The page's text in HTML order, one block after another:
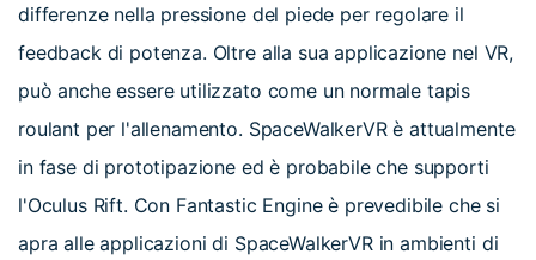
differenze nella pressione del piede per regolare il
feedback di potenza. Oltre alla sua applicazione nel VR,
può anche essere utilizzato come un normale tapis
roulant per l'allenamento. SpaceWalkerVR è attualmente
in fase di prototipazione ed è probabile che supporti
l'Oculus Rift. Con Fantastic Engine è prevedibile che si
apra alle applicazioni di SpaceWalkerVR in ambienti di